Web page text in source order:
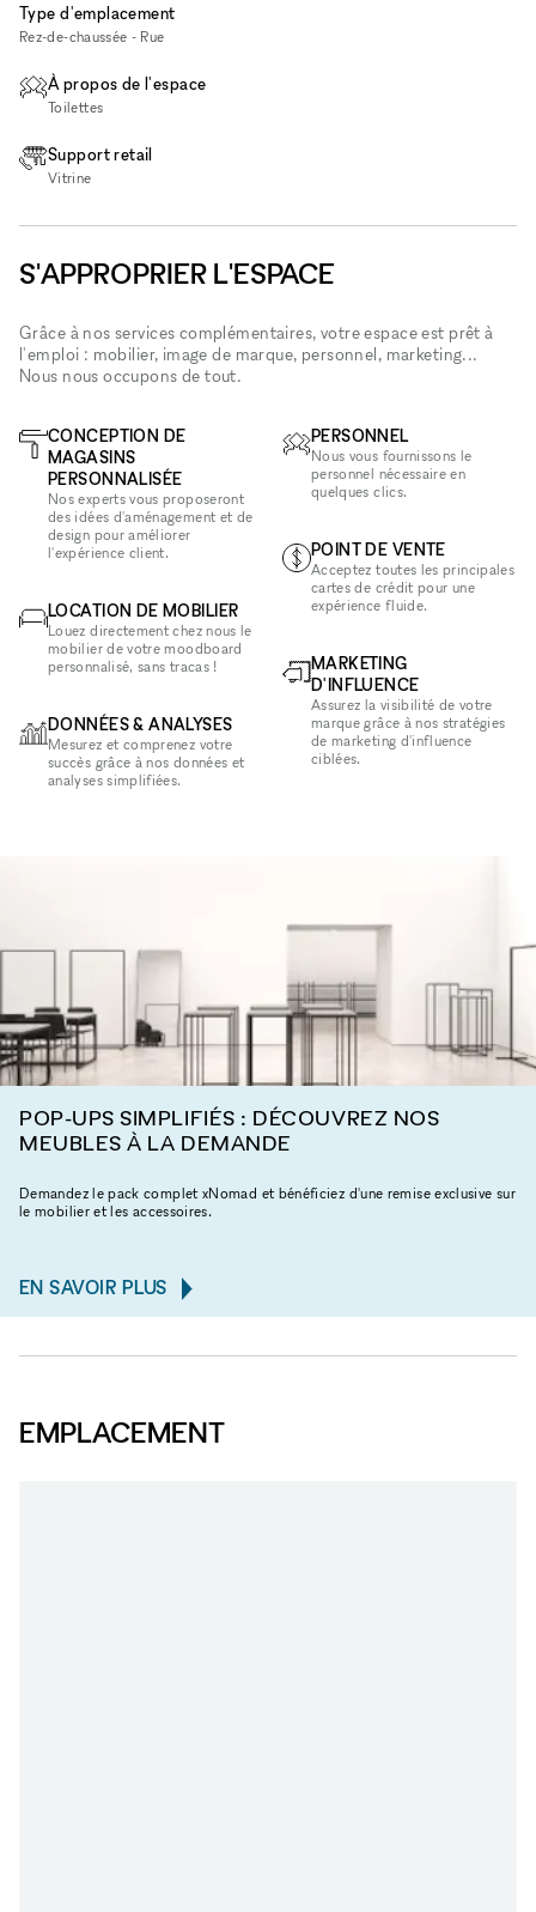
Type d'emplacement
Rez-de-chaussée - Rue
À propos de l'espace
Toilettes
Support retail
Vitrine
S'APPROPRIER L'ESPACE
Grâce à nos services complémentaires, votre espace est prêt à
l'emploi : mobilier, image de marque, personnel, marketing...
Nous nous occupons de tout.
CONCEPTION DE
MAGASINS
PERSONNALISÉE
Nos experts vous proposeront
des idées d'aménagement et de
design pour améliorer
l'expérience client.
LOCATION DE MOBILIER
Louez directement chez nous le
mobilier de votre moodboard
personnalisé, sans tracas !
DONNÉES & ANALYSES
Mesurez et comprenez votre
succès grâce à nos données et
analyses simplifiées.
PERSONNEL
Nous vous fournissons le
personnel nécessaire en
quelques clics.
POINT DE VENTE
Acceptez toutes les principales
cartes de crédit pour une
expérience fluide.
MARKETING
D'INFLUENCE
Assurez la visibilité de votre
marque grâce à nos stratégies
de marketing d'influence
ciblées.
POP-UPS SIMPLIFIÉS : DÉCOUVREZ NOS
MEUBLES À LA DEMANDE
Demandez le pack complet xNomad et bénéficiez d'une remise exclusive sur
le mobilier et les accessoires.
EN SAVOIR PLUS
EMPLACEMENT